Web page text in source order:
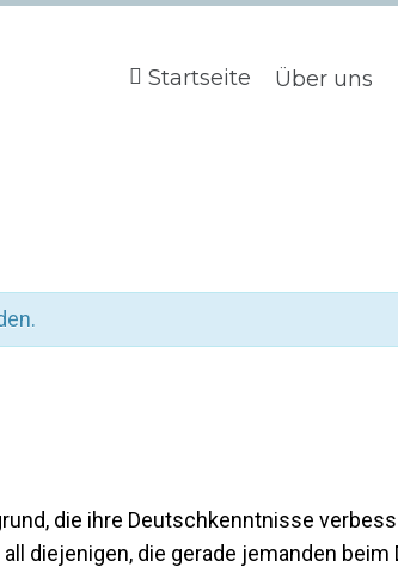
Startseite Über uns
die ihre Deutschkenntnisse
diejenigen, die gerade jemanden